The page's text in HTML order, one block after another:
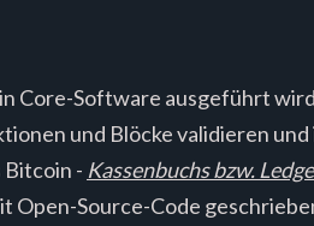
Core-Software ausgeführt
und Blöcke validieren
Bitcoin - Kassenbuchs bzw.
Open-Source-Code